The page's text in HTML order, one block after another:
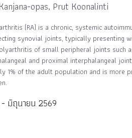
opas, Prut Koonalinti
(RA) is a chronic, systemic
synovial joints, typically presenting
of small peripheral joints such
and proximal interphalangeal
1% of the adult population and is more
มิถุนายน 2569